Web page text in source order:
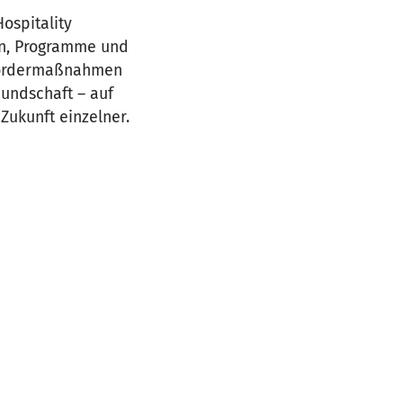
Programme und
– auf
einzelner.